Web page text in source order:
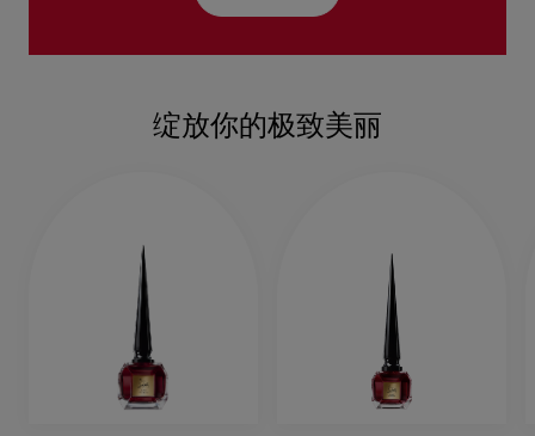
绽放你的极致美丽